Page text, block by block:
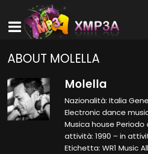
ABOUT MOLELLA
Molella
Nazionalità: Italia
Electronic dance
Musica house Periodo
attività: 1990 – in
Etichetta: WR1 Music